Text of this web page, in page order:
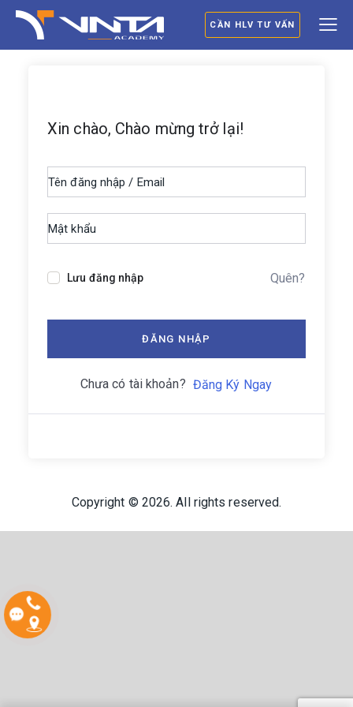
CẦN HLV TƯ VẤN
Xin chào, Chào mừng trở lại!
Lưu đăng nhập Quên?
ĐĂNG NHẬP
Chưa có tài khoản? Đăng Ký Ngay
Copyright © 2026. All rights reserved.